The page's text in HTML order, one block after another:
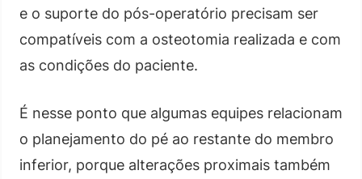
e o suporte do pós-operatório precisam ser
compatíveis com a osteotomia realizada e com
as condições do paciente.
É nesse ponto que algumas equipes relacionam
o planejamento do pé ao restante do membro
inferior, porque alterações proximais também